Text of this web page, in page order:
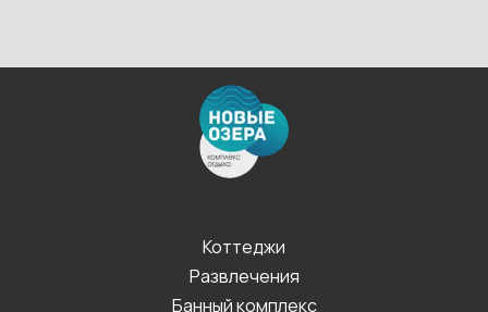
Коттеджи
Развлечения
Банный комплекс